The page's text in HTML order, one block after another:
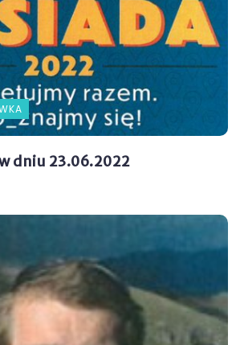
w dniu 23.06.2022